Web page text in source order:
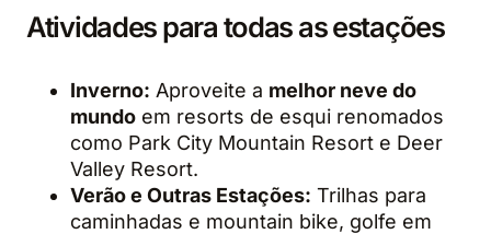
Atividades para todas as estações
Inverno: Aproveite a melhor neve do
mundo em resorts de esqui renomados
como Park City Mountain Resort e Deer
Valley Resort.
Verão e Outras Estações: Trilhas para
caminhadas e mountain bike, golfe em